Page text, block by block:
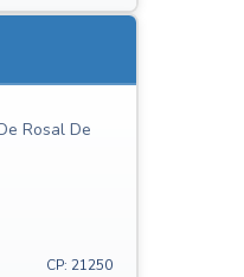
Rosal De
CP: 21250